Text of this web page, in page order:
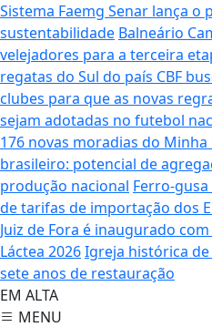
Sistema Faemg Senar lança
sustentabilidade Balneário
velejadores para a terceira
regatas do Sul do país CBF
clubes para que as novas
sejam adotadas no futebol
176 novas moradias do Minha
brasileiro: potencial de
produção nacional Ferro-gusa
de tarifas de importação dos
Juiz de Fora é inaugurado
Láctea 2026Igreja histórica
sete anos de restauração
EM ALTA
MENU